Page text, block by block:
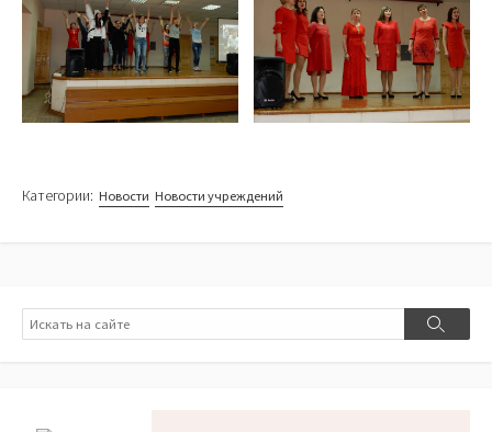
Категории: Новости Новости учреждений
Поиск
Поиск